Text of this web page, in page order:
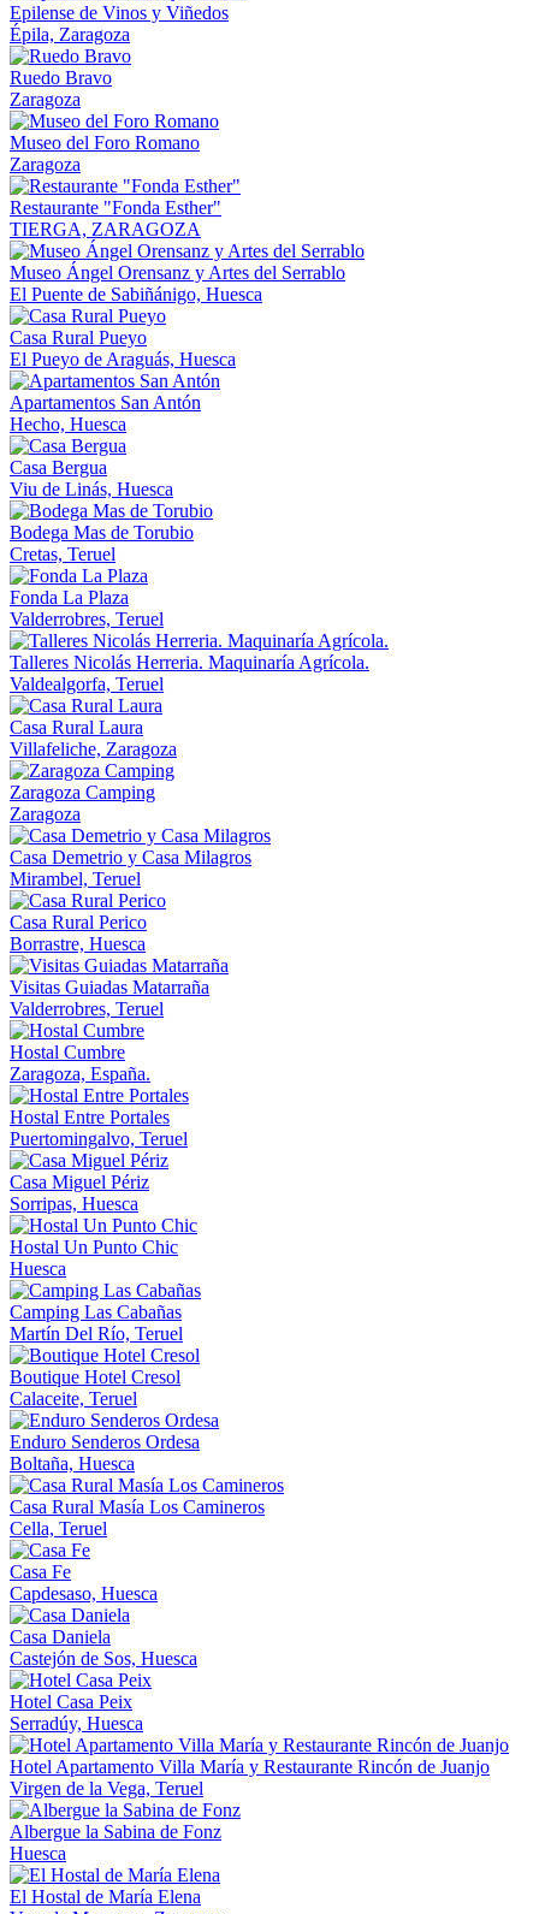
Epilense de Vinos y Viñedos
Épila, Zaragoza
Ruedo Bravo
Zaragoza
Museo del Foro Romano
Zaragoza
Restaurante "Fonda Esther"
TIERGA, ZARAGOZA
Museo Ángel Orensanz y Artes del Serrablo
El Puente de Sabiñánigo, Huesca
Casa Rural Pueyo
El Pueyo de Araguás, Huesca
Apartamentos San Antón
Hecho, Huesca
Casa Bergua
Viu de Linás, Huesca
Bodega Mas de Torubio
Cretas, Teruel
Fonda La Plaza
Valderrobres, Teruel
Talleres Nicolás Herreria. Maquinaría Agrícola.
Valdealgorfa, Teruel
Casa Rural Laura
Villafeliche, Zaragoza
Zaragoza Camping
Zaragoza
Casa Demetrio y Casa Milagros
Mirambel, Teruel
Casa Rural Perico
Borrastre, Huesca
Visitas Guiadas Matarraña
Valderrobres, Teruel
Hostal Cumbre
Zaragoza, España.
Hostal Entre Portales
Puertomingalvo, Teruel
Casa Miguel Périz
Sorripas, Huesca
Hostal Un Punto Chic
Huesca
Camping Las Cabañas
Martín Del Río, Teruel
Boutique Hotel Cresol
Calaceite, Teruel
Enduro Senderos Ordesa
Boltaña, Huesca
Casa Rural Masía Los Camineros
Cella, Teruel
Casa Fe
Capdesaso, Huesca
Casa Daniela
Castejón de Sos, Huesca
Hotel Casa Peix
Serradúy, Huesca
Hotel Apartamento Villa María y Restaurante Rincón de Juanjo
Virgen de la Vega, Teruel
Albergue la Sabina de Fonz
Huesca
El Hostal de María Elena